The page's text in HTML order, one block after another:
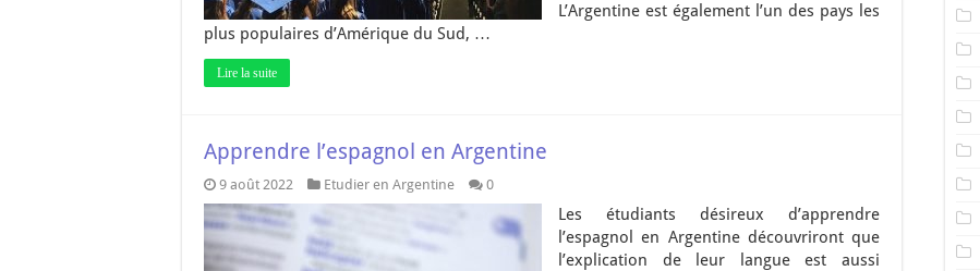
L’Argentine est également l’un des pays les
plus populaires d’Amérique du Sud, …
Lire la suite
Apprendre l’espagnol en Argentine
9 août 2022 Etudier en Argentine 0
Les étudiants désireux d’apprendre
l’espagnol en Argentine découvriront que
l’explication de leur langue est aussi